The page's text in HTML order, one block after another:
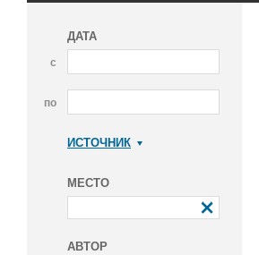
ДАТА
с
по
ИСТОЧНИК
МЕСТО
АВТОР